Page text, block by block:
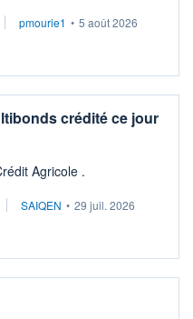
pmourie1 • 5 août 2026
crédité ce jour
Agricole .
SAIQEN • 29 juil. 2026